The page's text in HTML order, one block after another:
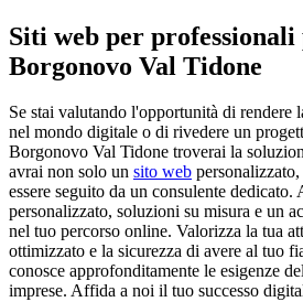
Siti web per professionali
Borgonovo Val Tidone
Se stai valutando l'opportunità di rendere
nel mondo digitale o di rivedere un
Borgonovo Val Tidone troverai la
avrai non solo un sito web
essere seguito da un consulente
personalizzato, soluzioni su misura e un
nel tuo percorso online. Valorizza la tua
ottimizzato e la sicurezza di avere al tuo
conosce approfonditamente le esigenze
imprese. Affida a noi il tuo successo